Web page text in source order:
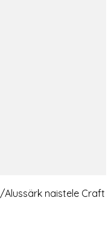
/Alussärk naistele Craft